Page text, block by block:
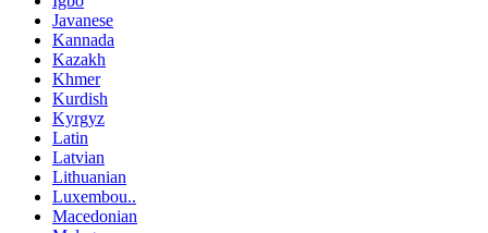
Javanese
Kannada
Kazakh
Khmer
Kurdish
Kyrgyz
Latin
Latvian
Lithuanian
Luxembou..
Macedonian